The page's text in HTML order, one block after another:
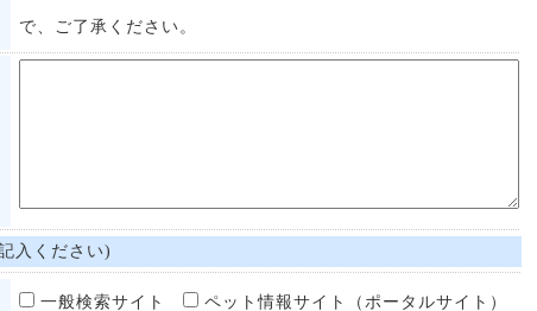
で、ご了承ください。
入ください)
一般検索サイト ペット情報サイト（ポータルサイト）